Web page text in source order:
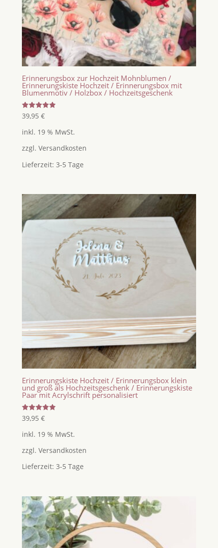
Erinnerungsbox zur Hochzeit Mohnblumen /
Erinnerungskiste Hochzeit / Erinnerungsbox mit
Blumenmotiv / Holzbox / Hochzeitsgeschenk
Bewertet
mit
von 5
39,95 €
inkl. 19 % MwSt.
zzgl. Versandkosten
Lieferzeit: 3-5 Tage
Erinnerungskiste Hochzeit / Erinnerungsbox klein
und groß als Hochzeitsgeschenk / Erinnerungskiste
Paar mit Acrylschrift personalisiert
Bewertet
mit
von 5
39,95 €
inkl. 19 % MwSt.
zzgl. Versandkosten
Lieferzeit: 3-5 Tage